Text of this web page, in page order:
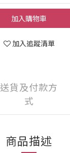
加入購物車
加入追蹤清單
送貨及付款方
式
商品描述